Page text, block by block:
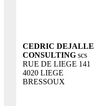
CEDRIC DEJALLE
CONSULTING scs
RUE DE LIEGE 141
4020 LIEGE
BRESSOUX